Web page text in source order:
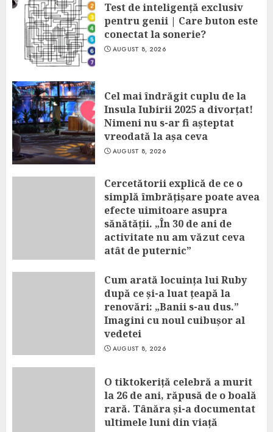
Test de inteligență exclusiv
pentru genii | Care buton este
conectat la sonerie?
AUGUST 8, 2026
Cel mai îndrăgit cuplu de la
Insula Iubirii 2025 a divorțat!
Nimeni nu s-ar fi așteptat
vreodată la așa ceva
AUGUST 8, 2026
Cercetătorii explică de ce o
simplă îmbrățișare poate avea
efecte uimitoare asupra
sănătății. „În 30 de ani de
activitate nu am văzut ceva
atât de puternic”
Cum arată locuința lui Ruby
după ce și-a luat țeapă la
renovări: „Banii s-au dus.”
Imagini cu noul cuibușor al
vedetei
AUGUST 8, 2026
O tiktokeriță celebră a murit
la 26 de ani, răpusă de o boală
rară. Tânăra și-a documentat
ultimele luni din viață